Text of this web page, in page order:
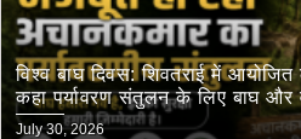
विश्व बाघ दिवस: शिवतराई में आयोजित
कहा पर्यावरण संतुलन के लिए बाघ और
July 30, 2026